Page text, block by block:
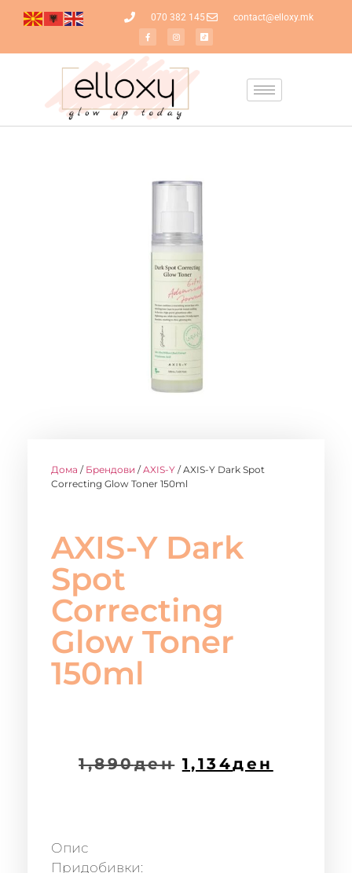
070 382 145 contact@elloxy.mk
Дома / Брендови /AXIS-Y / AXIS-Y Dark Spot
Correcting Glow Toner 150ml
AXIS-Y Dark
Spot
Correcting
Glow Toner
150ml
1,890ден 1,134ден
Опис
Придобивки: